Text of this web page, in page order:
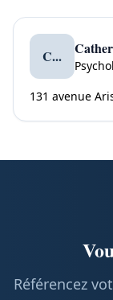
C...
131 avenue
Référencez